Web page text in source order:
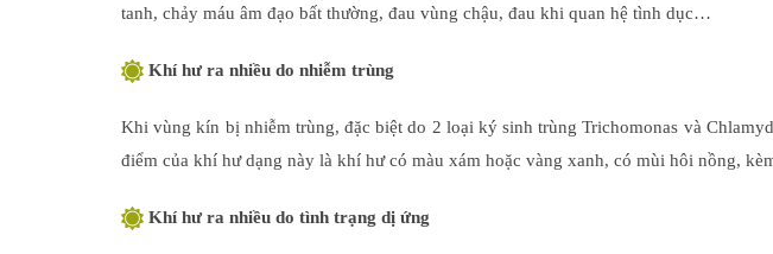
tanh, chảy máu âm đạo bất thường, đau vùng chậu, đau khi quan hệ tình dục…
Khí hư ra nhiều do nhiễm trùng
Khi vùng kín bị nhiễm trùng, đặc biệt do 2 loại ký sinh trùng Trichomonas và
điểm của khí hư dạng này là khí hư có màu xám hoặc vàng xanh, có mùi hôi nồng,
Khí hư ra nhiều do tình trạng dị ứng